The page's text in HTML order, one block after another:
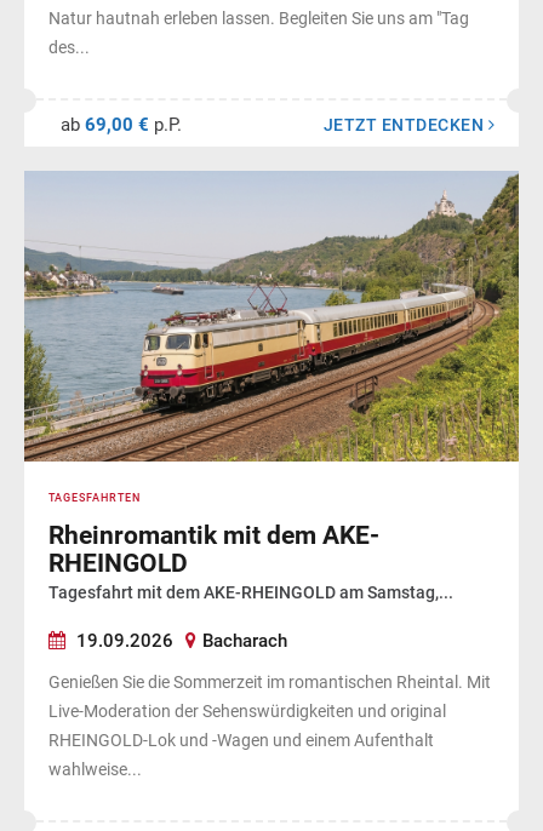
Natur hautnah erleben lassen. Begleiten Sie uns am "Tag
des...
ab 69,00 € p.P. JETZT ENTDECKEN
TAGESFAHRTEN
Rheinromantik mit dem AKE-
RHEINGOLD
Tagesfahrt mit dem AKE-RHEINGOLD am Samstag,...
19.09.2026 Bacharach
Genießen Sie die Sommerzeit im romantischen Rheintal. Mit
Live-Moderation der Sehenswürdigkeiten und original
RHEINGOLD-Lok und -Wagen und einem Aufenthalt
wahlweise...